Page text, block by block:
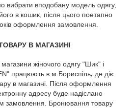
вибрати вподобану модель одягу,
в кошик, після цього поетапно
оформлення замовлення.
В МАГАЗИНІ
жіночого одягу "Шик" і
працюють в м.Бориспіль, де діє
в магазині. Після оформлення
адресу буде надіслано
замовлення. Бронювання товару